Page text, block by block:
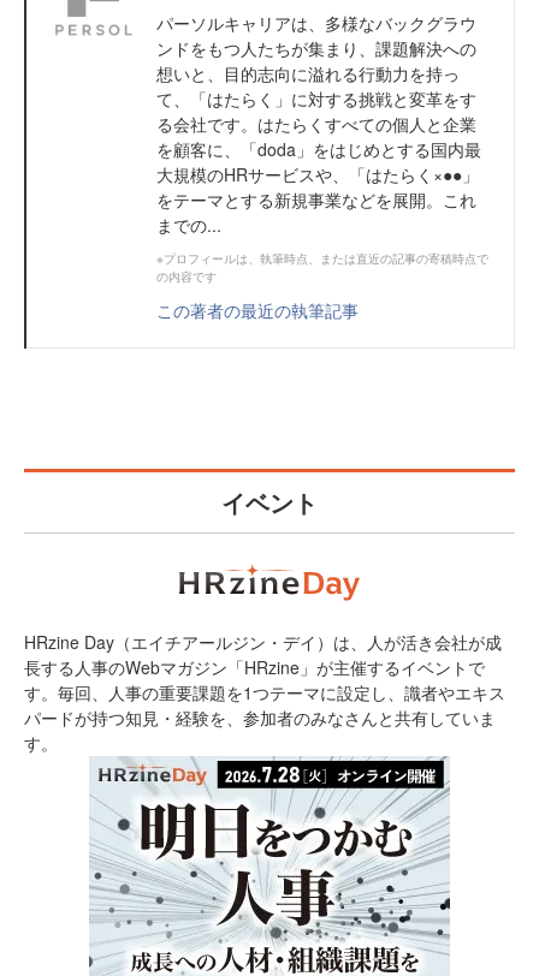
パーソルキャリアは、多様なバックグラウ
ンドをもつ人たちが集まり、課題解決への
想いと、目的志向に溢れる行動力を持っ
て、「はたらく」に対する挑戦と変革をす
る会社です。はたらくすべての個人と企業
を顧客に、「doda」をはじめとする国内最
大規模のHRサービスや、「はたらく×●●」
をテーマとする新規事業などを展開。これ
までの...
※プロフィールは、執筆時点、または直近の記事の寄稿時点で
の内容です
この著者の最近の執筆記事
イベント
HRzine Day（エイチアールジン・デイ）は、人が活き会社が成
長する人事のWebマガジン「HRzine」が主催するイベントで
す。毎回、人事の重要課題を1つテーマに設定し、識者やエキス
パードが持つ知見・経験を、参加者のみなさんと共有していま
す。